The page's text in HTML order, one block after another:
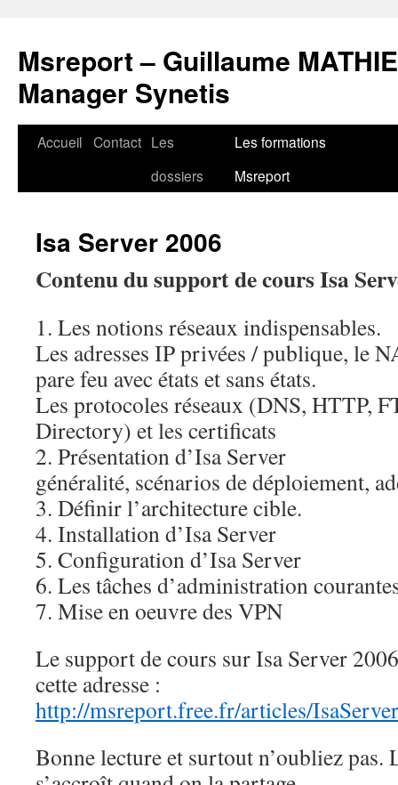
Msreport – Guillaume
Manager Synetis
Aller
Accueil Contact Les
dossiers
Les formations
Msreport
Isa Server 2006
Contenu du support de cours Isa
1. Les notions réseaux indispensables.
Les adresses IP privées / publique, le
pare feu avec états et sans états.
Les protocoles réseaux (DNS, HTTP,
Directory) et les certificats
2. Présentation d’Isa Server
généralité, scénarios de déploiement,
3. Définir l’architecture cible.
4. Installation d’Isa Server
5. Configuration d’Isa Server
6. Les tâches d’administration
7. Mise en oeuvre des VPN
Le support de cours sur Isa Server
cette adresse :
http://msreport.free.fr/articles/
Bonne lecture et surtout n’oubliez pas.